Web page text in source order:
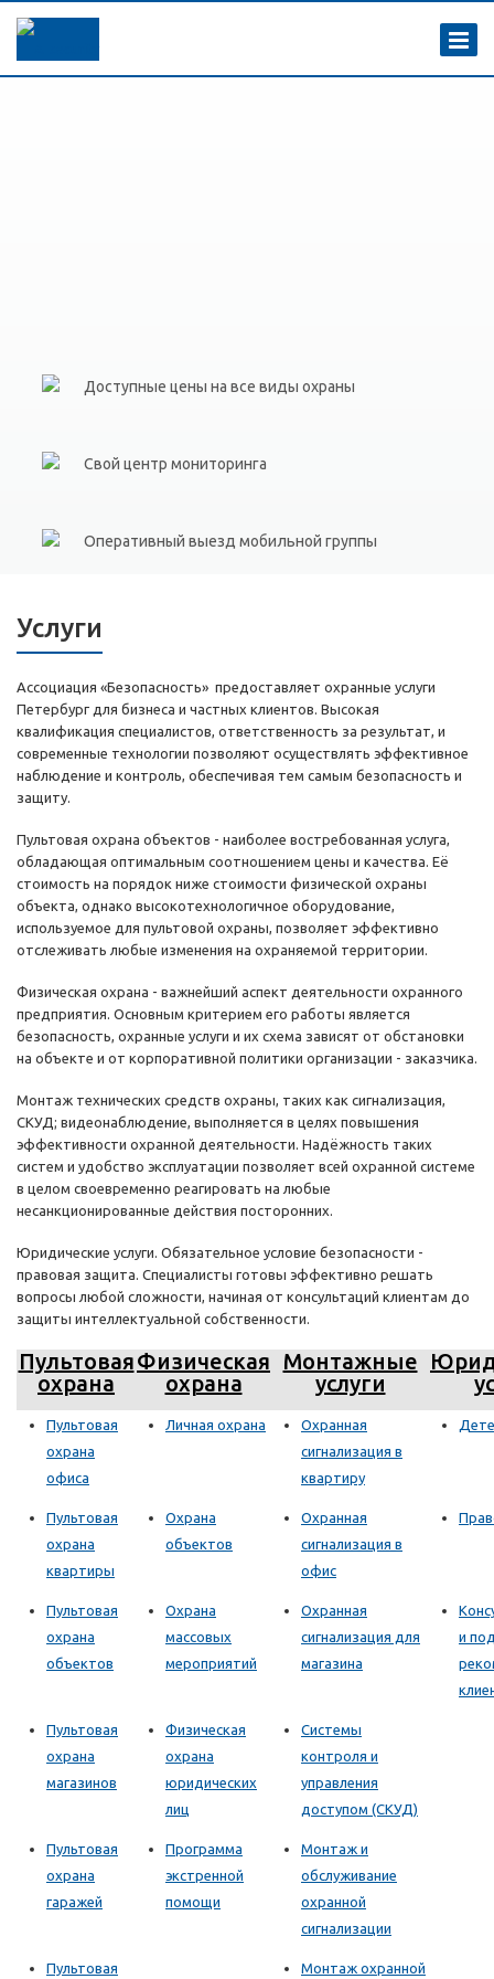
Доступные цены на все виды охраны
Свой центр мониторинга
Оперативный выезд мобильной группы
Услуги
Ассоциация «Безопасность» предоставляет охранные услуги
Петербург для бизнеса и частных клиентов. Высокая
квалификация специалистов, ответственность за результат, и
современные технологии позволяют осуществлять эффективное
наблюдение и контроль, обеспечивая тем самым безопасность и
защиту.
Пультовая охрана объектов - наиболее востребованная услуга,
обладающая оптимальным соотношением цены и качества. Её
стоимость на порядок ниже стоимости физической охраны
объекта, однако высокотехнологичное оборудование,
используемое для пультовой охраны, позволяет эффективно
отслеживать любые изменения на охраняемой территории.
Физическая охрана - важнейший аспект деятельности охранного
предприятия. Основным критерием его работы является
безопасность, охранные услуги и их схема зависят от обстановки
на объекте и от корпоративной политики организации - заказчика.
Монтаж технических средств охраны, таких как сигнализация,
СКУД; видеонаблюдение, выполняется в целях повышения
эффективности охранной деятельности. Надёжность таких
систем и удобство эксплуатации позволяет всей охранной системе
в целом своевременно реагировать на любые
несанкционированные действия посторонних.
Юридические услуги. Обязательное условие безопасности -
правовая защита. Специалисты готовы эффективно решать
вопросы любой сложности, начиная от консультаций клиентам до
защиты интеллектуальной собственности.
Пультовая
охрана
Физическая
охрана
Монтажные
услуги
Пультовая
охрана
офиса
Личная охрана
Охранная
сигнализация в
квартиру
Пультовая
охрана
квартиры
Охрана
объектов
Охранная
сигнализация в
офис
Пультовая
охрана
объектов
Охрана
массовых
мероприятий
Охранная
сигнализация для
магазина
и
Пультовая
охрана
магазинов
Физическая
охрана
юридических
лиц
Системы
контроля и
управления
доступом (СКУД)
Пультовая
охрана
гаражей
Программа
экстренной
помощи
Монтаж и
обслуживание
охранной
сигнализации
Пультовая Монтаж охранной